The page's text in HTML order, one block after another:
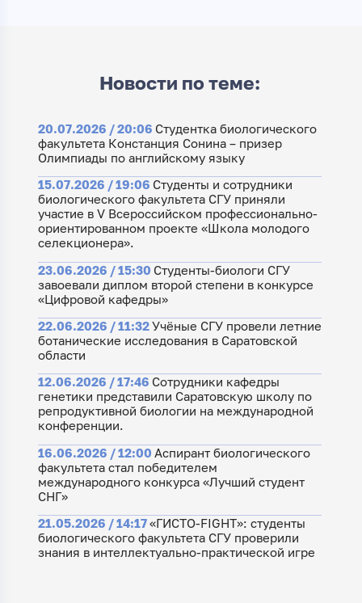
Новости по теме:
20.07.2026 / 20:06 Студентка биологического
факультета Констанция Сонина – призер
Олимпиады по английскому языку
15.07.2026 / 19:06 Студенты и сотрудники
биологического факультета СГУ приняли
участие в V Всероссийском профессионально-
ориентированном проекте «Школа молодого
селекционера».
23.06.2026 / 15:30 Студенты-биологи СГУ
завоевали диплом второй степени в конкурсе
«Цифровой кафедры»
22.06.2026 / 11:32Учёные СГУ провели летние
ботанические исследования в Саратовской
области
12.06.2026 / 17:46 Сотрудники кафедры
генетики представили Саратовскую школу по
репродуктивной биологии на международной
конференции.
16.06.2026 / 12:00 Аспирант биологического
факультета стал победителем
международного конкурса «Лучший студент
СНГ»
21.05.2026 / 14:17«ГИСТО-FIGHT»: студенты
биологического факультета СГУ проверили
знания в интеллектуально-практической игре